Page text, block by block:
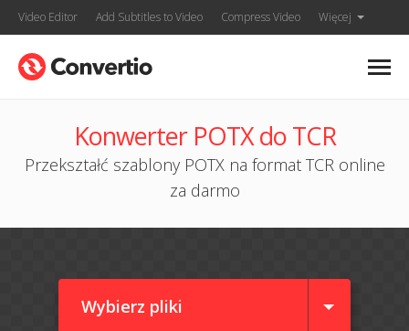
Video Editor Add Subtitles to Video Compress Video Więcej
Konwerter POTX do TCR
Przekształć szablony POTX na format TCR online
za darmo
Wybierz pliki